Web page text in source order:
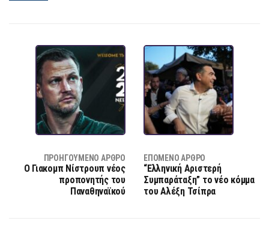
ΠΡΟΗΓΟΎΜΕΝΟ ΆΡΘΡΟ
Ο Γιακομπ Νίστρουπ νέος
προπονητής του
Παναθηναϊκού
ΕΠΌΜΕΝΟ ΆΡΘΡΟ
“Ελληνική Αριστερή
Συμπαράταξη” το νέο κόμμα
του Αλέξη Τσίπρα